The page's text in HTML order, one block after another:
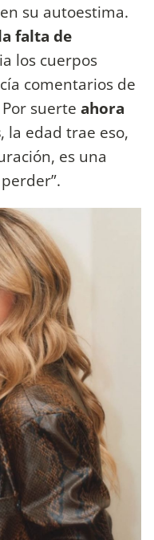
su autoestima.
falta de
los cuerpos
comentarios de
Por suerte ahora
, la edad trae eso,
es una